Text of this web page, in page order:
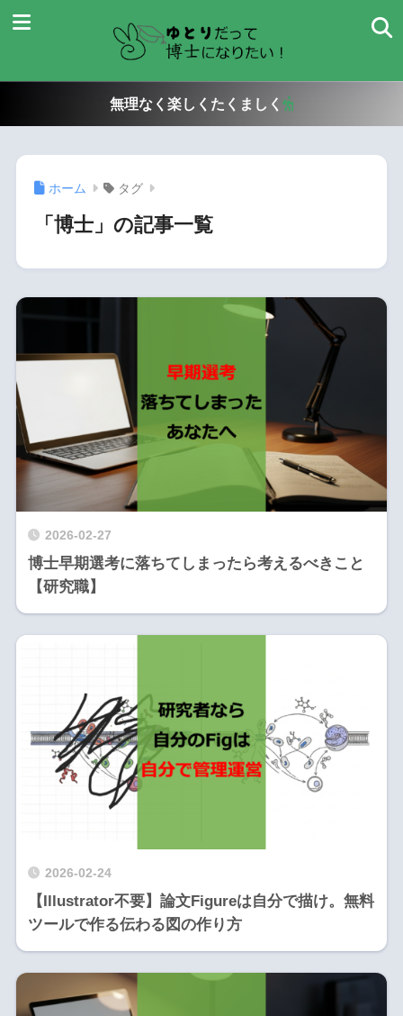
無理なく楽しくたくましく
ホーム タグ
「博士」の記事一覧
2026-02-27
博士早期選考に落ちてしまったら考えるべきこと
【研究職】
2026-02-24
【Illustrator不要】論文Figureは自分で描け。無料
ツールで作る伝わる図の作り方